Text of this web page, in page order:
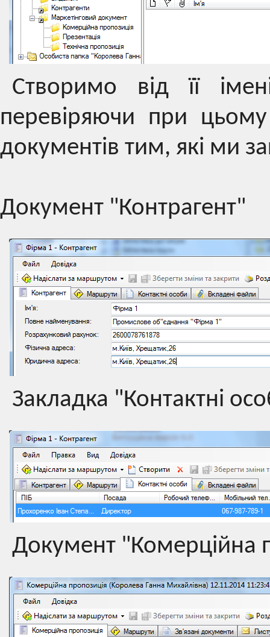
Створимо від її
перевіряючи при цьому
документів тим, які ми
Документ "Контрагент"
Закладка "Контактні
Документ "Комерційна